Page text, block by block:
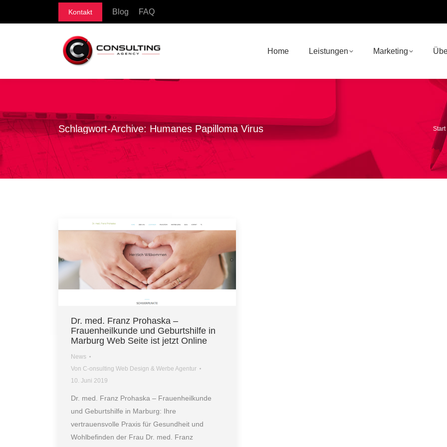
Kontakt Blog FAQ
Home Leistungen Marketing
Schlagwort-Archive:Humanes Papilloma Virus Sie
Start
Dr. med. Franz Prohaska –
Frauenheilkunde und Geburtshilfe in
Marburg Web Seite ist jetzt Online
News
Von C-onsulting Web Design & Werbe Agentur
10. Juni 2019
Dr. med. Franz Prohaska – Frauenheilkunde
und Geburtshilfe in Marburg: Ihre
vertrauensvolle Praxis für Gesundheit und
Wohlbefinden der Frau Dr. med. Franz